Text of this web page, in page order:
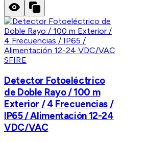
SFIRE
Detector Fotoeléctrico
de Doble Rayo / 100 m
Exterior / 4 Frecuencias /
IP65 / Alimentación 12-24
VDC/VAC